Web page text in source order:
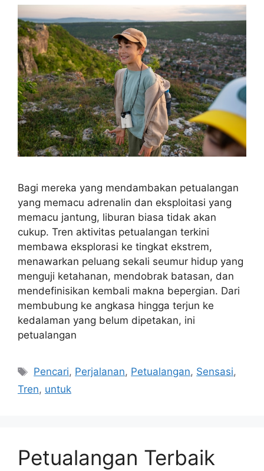
Bagi mereka yang mendambakan petualangan
yang memacu adrenalin dan eksploitasi yang
memacu jantung, liburan biasa tidak akan
cukup. Tren aktivitas petualangan terkini
membawa eksplorasi ke tingkat ekstrem,
menawarkan peluang sekali seumur hidup yang
menguji ketahanan, mendobrak batasan, dan
mendefinisikan kembali makna bepergian. Dari
membubung ke angkasa hingga terjun ke
kedalaman yang belum dipetakan, ini
petualangan
Tags
Pencari, Perjalanan, Petualangan, Sensasi,
Tren, untuk
Petualangan Terbaik